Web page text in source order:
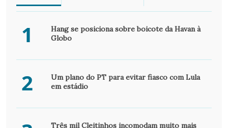
1
Hang se posiciona sobre boicote da Havan à
Globo
2
Um plano do PT para evitar fiasco com Lula
em estádio
Três mil Cleitinhos incomodam muito mais